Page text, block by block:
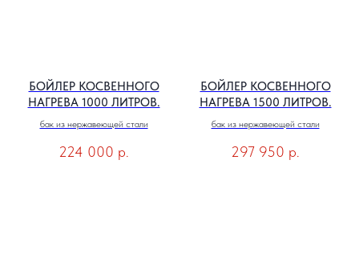
БОЙЛЕР КОСВЕННОГО
НАГРЕВА 1000 ЛИТРОВ.
бак из нержавеющей стали
224 000 р.
БОЙЛЕР КОСВЕННОГО
НАГРЕВА 1500 ЛИТРОВ.
бак из нержавеющей стали
297 950 р.